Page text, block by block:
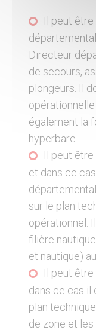
Il peut être
Directeur
de secours,
plongeurs. Il
également la
hyperbare.
Il peut
et dans ce
sur le plan
opérationnel.
filière
et nautique)
Il peut
dans ce cas il
plan
de zone et